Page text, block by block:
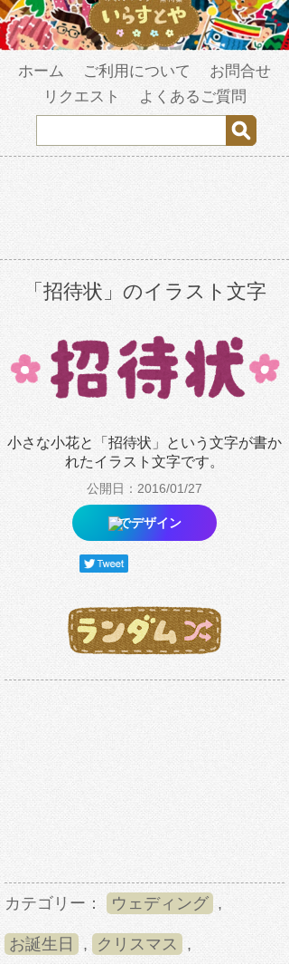
ホーム ご利用について
お問合せ
リクエスト
よくあるご質問
「招待状」のイラスト文字
小さな小花と「招待状」という文字が書か
れたイラスト文字です。
公開日：2016/01/27
でデザイン
カテゴリー： ウェディング ,
お誕生日 , クリスマス ,